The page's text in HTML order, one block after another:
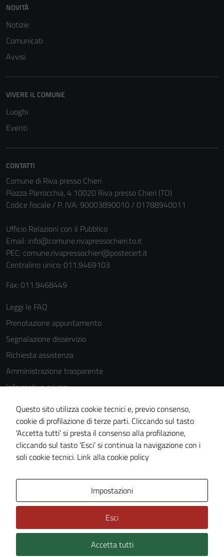
NOVITÀ
Notizie
Comunicati
Avvisi
VIVERE IL COMUNE
Luoghi
Eventi
CONTATTI
Comune di Riva presso Chieri
Piazza Parrocchia, 4 10020 Riva presso Chieri (TO)
Codice fiscale / P. IVA: 90003890010 / 01788940011
Ufficio Relazioni con il Pubblico
Email: info@comune.rivapressochieri.to.it
PEC: comune.rivapressochieri@postecert.it
Centralino unico: 011.9469103
Fax: 011.9468449
Leggi le FAQ
Prenotazione appuntamento
Segnalazione disservizio
Richiesta assistenza
Amministrazione trasparente
Informativa privacy
Cookie Policy
Note legali
Dichiarazione di accessibilità
Piano di miglioramento del sito
Technical Design s.r.l.
Questo sito utilizza cookie tecnici e, previo consenso,
cookie di profilazione di terze parti. Cliccando sul tasto
'Accetta tutti' si presta il consenso alla profilazione,
cliccando sul tasto 'Esci' si continua la navigazione con i
soli cookie tecnici. Link alla cookie policy
Impostazioni
Esci
Accetta tutti
per il
del sito e non
possono
essere
disabilitati.
Questi cookie
informazioni
personali.